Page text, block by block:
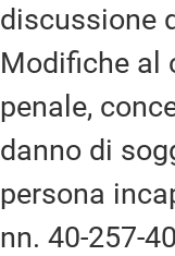
discussione
Modifiche al
penale,
danno di
persona
nn. 40-257-